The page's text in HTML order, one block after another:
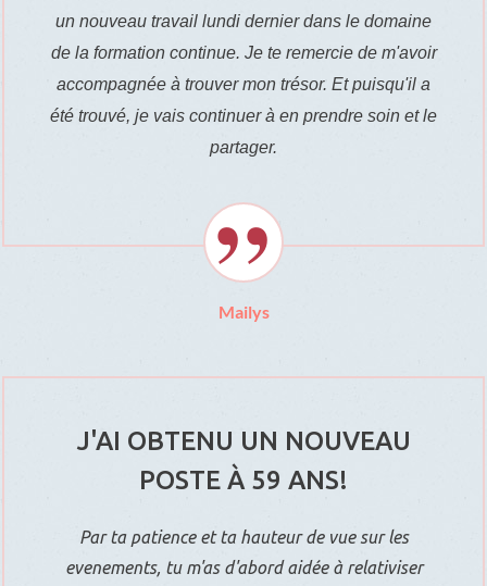
un nouveau travail lundi dernier dans le domaine
de la formation continue. Je te remercie de m'avoir
accompagnée à trouver mon trésor. Et puisqu'il a
été trouvé, je vais continuer à en prendre soin et le
partager.
Mailys
J'AI OBTENU UN NOUVEAU
POSTE À 59 ANS!
Par ta patience et ta hauteur de vue sur les
evenements, tu m'as d'abord aidée à relativiser